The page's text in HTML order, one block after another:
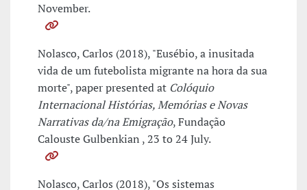
November.
Nolasco, Carlos (2018), "Eusébio, a inusitada
vida de um futebolista migrante na hora da sua
morte", paper presented at Colóquio
Internacional Histórias, Memórias e Novas
Narrativas da/na Emigração, Fundação
Calouste Gulbenkian , 23 to 24 July.
Nolasco, Carlos (2018), "Os sistemas